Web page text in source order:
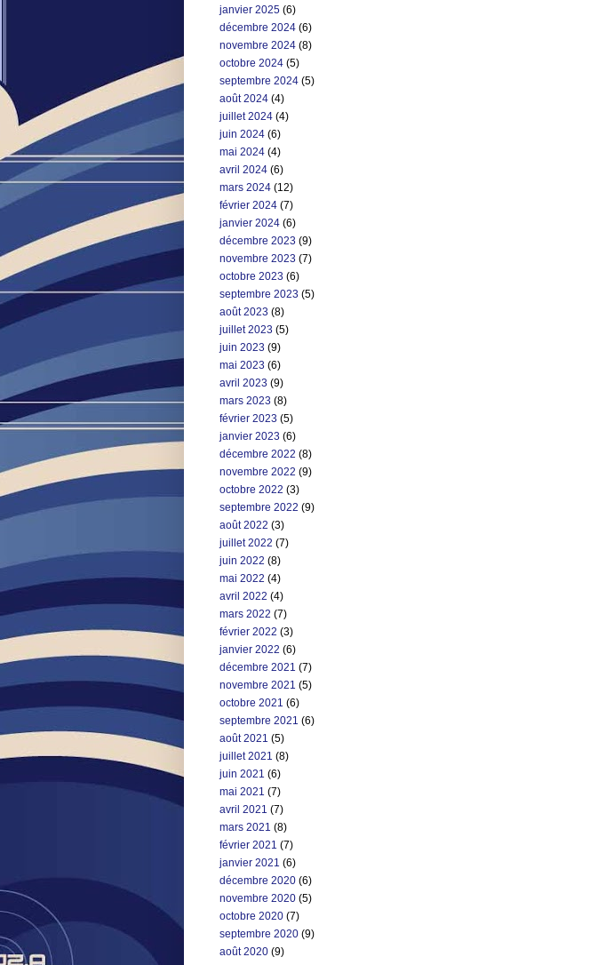
janvier 2025 (6)
décembre 2024 (6)
novembre 2024 (8)
octobre 2024 (5)
septembre 2024 (5)
août 2024 (4)
juillet 2024 (4)
juin 2024 (6)
mai 2024 (4)
avril 2024 (6)
mars 2024 (12)
février 2024 (7)
janvier 2024 (6)
décembre 2023 (9)
novembre 2023 (7)
octobre 2023 (6)
septembre 2023 (5)
août 2023 (8)
juillet 2023 (5)
juin 2023 (9)
mai 2023 (6)
avril 2023 (9)
mars 2023 (8)
février 2023 (5)
janvier 2023 (6)
décembre 2022 (8)
novembre 2022 (9)
octobre 2022 (3)
septembre 2022 (9)
août 2022 (3)
juillet 2022 (7)
juin 2022 (8)
mai 2022 (4)
avril 2022 (4)
mars 2022 (7)
février 2022 (3)
janvier 2022 (6)
décembre 2021 (7)
novembre 2021 (5)
octobre 2021 (6)
septembre 2021 (6)
août 2021 (5)
juillet 2021 (8)
juin 2021 (6)
mai 2021 (7)
avril 2021 (7)
mars 2021 (8)
février 2021 (7)
janvier 2021 (6)
décembre 2020 (6)
novembre 2020 (5)
octobre 2020 (7)
septembre 2020 (9)
août 2020 (9)